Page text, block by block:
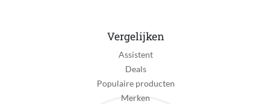
Vergelijken
Assistent
Deals
Populaire producten
Merken